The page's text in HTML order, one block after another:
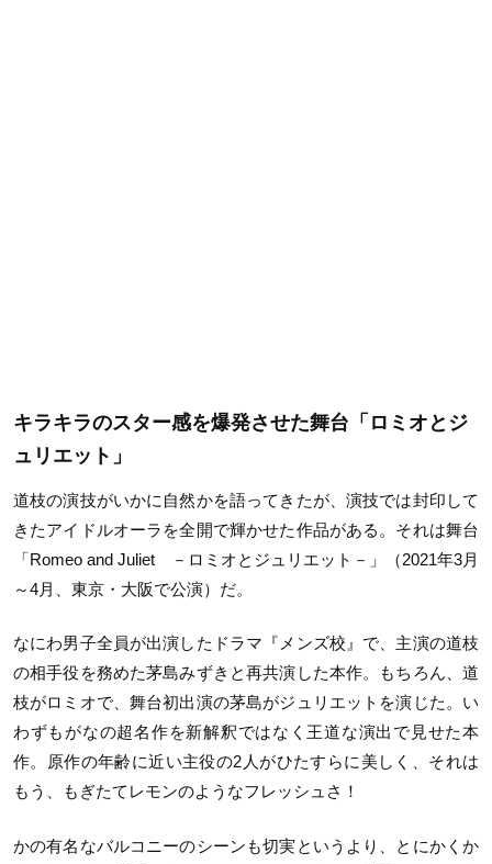
キラキラのスター感を爆発させた舞台「ロミオとジ
ュリエット」
道枝の演技がいかに自然かを語ってきたが、演技では封印して
きたアイドルオーラを全開で輝かせた作品がある。それは舞台
「Romeo and Juliet －ロミオとジュリエット－」（2021年3月
～4月、東京・大阪で公演）だ。
なにわ男子全員が出演したドラマ『メンズ校』で、主演の道枝
の相手役を務めた茅島みずきと再共演した本作。もちろん、道
枝がロミオで、舞台初出演の茅島がジュリエットを演じた。い
わずもがなの超名作を新解釈ではなく王道な演出で見せた本
作。原作の年齢に近い主役の2人がひたすらに美しく、それは
もう、もぎたてレモンのようなフレッシュさ！
かの有名なバルコニーのシーンも切実というより、とにかくか